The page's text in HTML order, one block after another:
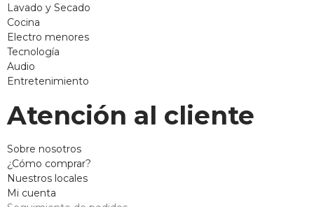
Lavado y Secado
Cocina
Electro menores
Tecnología
Audio
Entretenimiento
Atención al cliente
Sobre nosotros
¿Cómo comprar?
Nuestros locales
Mi cuenta